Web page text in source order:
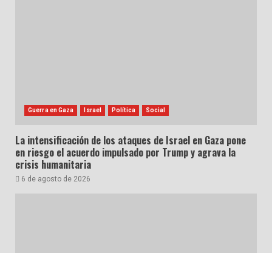
Guerra en Gaza Israel Política Social
La intensificación de los ataques de Israel en Gaza pone
en riesgo el acuerdo impulsado por Trump y agrava la
crisis humanitaria
6 de agosto de 2026